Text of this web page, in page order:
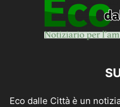
Eco dalle Città è un